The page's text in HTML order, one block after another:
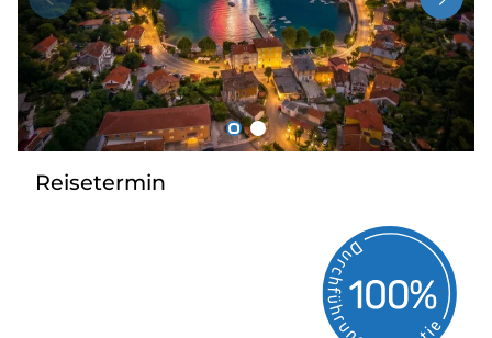
Radio
Sie befinden sich in:
Reisetermin